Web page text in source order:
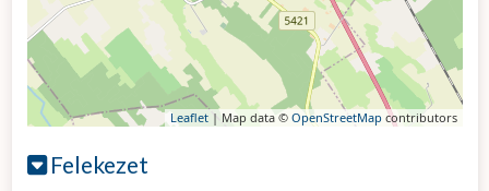
Leaflet| Map data © OpenStreetMap contributors
Felekezet